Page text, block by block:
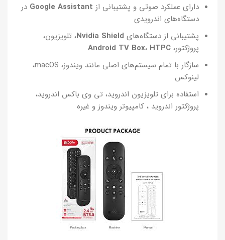
دارای عملکرد صوتی و پشتیبانی از
در
دستگاه‌های اندرویدی
پشتیبانی از دستگاه‌های Nvidia Shield، تلویزیون،
پروژکتور،
Android TV Box، HTPC
سازگار با تمام سیستم‌های اصلی مانند ویندوز، macOS،
لینوکس
استفاده برای تلویزیون اندروید، تی وی باکس اندروید،
پروژکتور اندروید ، کامپیوتر ویندوز و غیره